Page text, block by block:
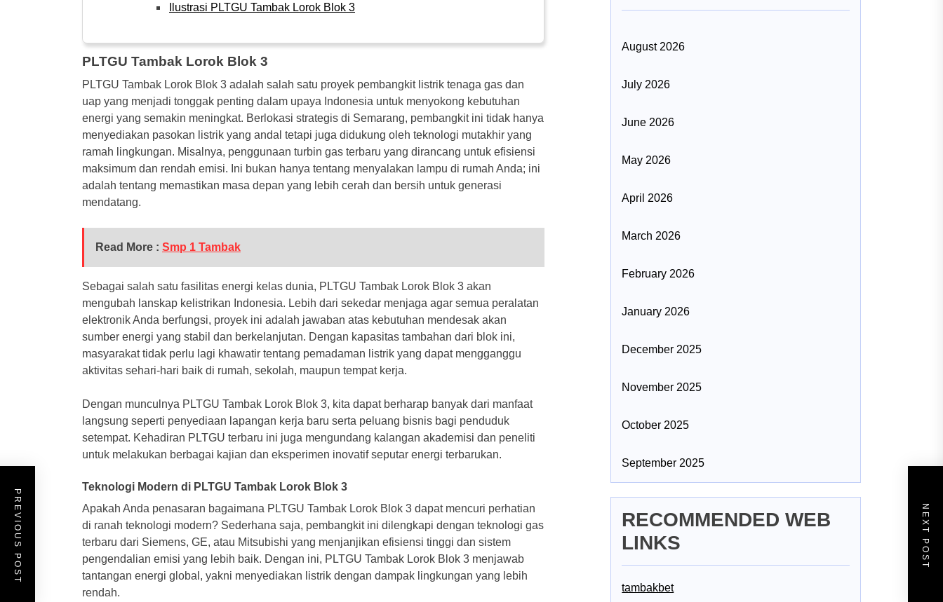
Ilustrasi PLTGU Tambak Lorok Blok 3
PLTGU Tambak Lorok Blok 3
PLTGU Tambak Lorok Blok 3 adalah salah satu proyek pembangkit listrik tenaga gas dan
uap yang menjadi tonggak penting dalam upaya Indonesia untuk menyokong kebutuhan
energi yang semakin meningkat. Berlokasi strategis di Semarang, pembangkit ini tidak hanya
menyediakan pasokan listrik yang andal tetapi juga didukung oleh teknologi mutakhir yang
ramah lingkungan. Misalnya, penggunaan turbin gas terbaru yang dirancang untuk efisiensi
maksimum dan rendah emisi. Ini bukan hanya tentang menyalakan lampu di rumah Anda; ini
adalah tentang memastikan masa depan yang lebih cerah dan bersih untuk generasi
mendatang.
Read More : Smp 1 Tambak
Sebagai salah satu fasilitas energi kelas dunia, PLTGU Tambak Lorok Blok 3 akan
mengubah lanskap kelistrikan Indonesia. Lebih dari sekedar menjaga agar semua peralatan
elektronik Anda berfungsi, proyek ini adalah jawaban atas kebutuhan mendesak akan
sumber energi yang stabil dan berkelanjutan. Dengan kapasitas tambahan dari blok ini,
masyarakat tidak perlu lagi khawatir tentang pemadaman listrik yang dapat mengganggu
aktivitas sehari-hari baik di rumah, sekolah, maupun tempat kerja.
Dengan munculnya PLTGU Tambak Lorok Blok 3, kita dapat berharap banyak dari manfaat
langsung seperti penyediaan lapangan kerja baru serta peluang bisnis bagi penduduk
setempat. Kehadiran PLTGU terbaru ini juga mengundang kalangan akademisi dan peneliti
untuk melakukan berbagai kajian dan eksperimen inovatif seputar energi terbarukan.
Teknologi Modern di PLTGU Tambak Lorok Blok 3
Apakah Anda penasaran bagaimana PLTGU Tambak Lorok Blok 3 dapat mencuri perhatian
di ranah teknologi modern? Sederhana saja, pembangkit ini dilengkapi dengan teknologi gas
terbaru dari Siemens, GE, atau Mitsubishi yang menjanjikan efisiensi tinggi dan sistem
pengendalian emisi yang lebih baik. Dengan ini, PLTGU Tambak Lorok Blok 3 menjawab
tantangan energi global, yakni menyediakan listrik dengan dampak lingkungan yang lebih
rendah.
PREVIOUS POST NEXT POST
August 2026
July 2026
June 2026
May 2026
April 2026
March 2026
February 2026
January 2026
December 2025
November 2025
October 2025
September 2025
RECOMMENDED WEB
LINKS
tambakbet